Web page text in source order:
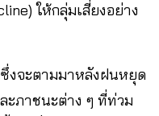
ให้กลุ่มเสี่ยงอย่าง
ซึ่งจะตามมาหลังฝนหยุด
ะภาชนะต่าง ๆ ที่ท่วม